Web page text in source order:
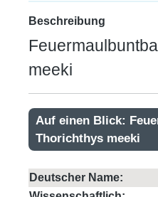
Beschreibung
meeki
Auf einen Blick:
Thorichthys meeki
Deutscher Name: